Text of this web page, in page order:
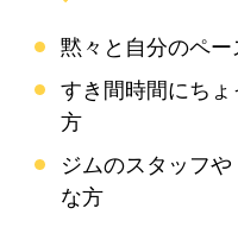
黙々と自分のペ
すき間時間にち
方
ジムのスタッフ
な方